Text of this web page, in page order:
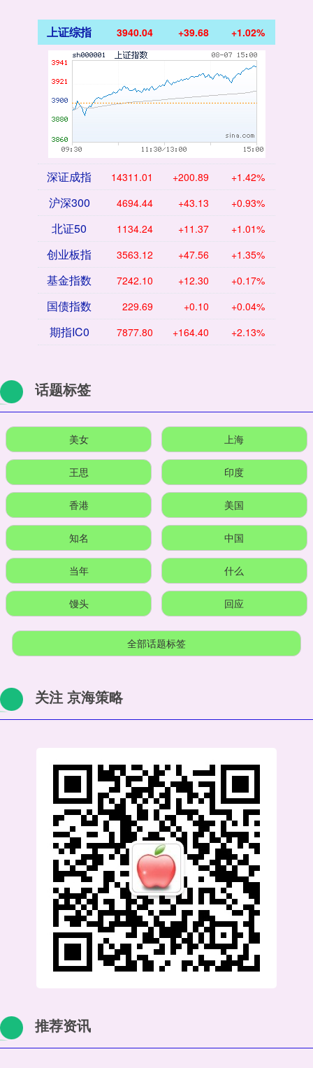
上证综指 3940.04 +39.68 +1.02%
深证成指 14311.01 +200.89 +1.42%
沪深300 4694.44 +43.13 +0.93%
北证50 1134.24 +11.37 +1.01%
创业板指 3563.12 +47.56 +1.35%
基金指数 7242.10 +12.30 +0.17%
国债指数 229.69 +0.10 +0.04%
期指IC0 7877.80 +164.40 +2.13%
话题标签
美女 上海
王思 印度
香港 美国
知名 中国
当年 什么
馒头 回应
全部话题标签
关注 京海策略
推荐资讯